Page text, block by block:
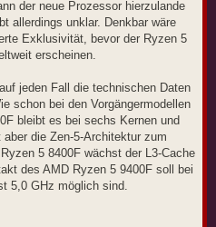
der neue Prozessor hierzulande
allerdings unklar. Denkbar wäre
Exklusivität, bevor der Ryzen 5
erscheinen.
jeden Fall die technischen Daten
schon bei den Vorgängermodellen
bleibt es bei sechs Kernen und
die Zen-5-Architektur zum
5 8400F wächst der L3-Cache
des AMD Ryzen 5 9400F soll bei
5,0 GHz möglich sind.